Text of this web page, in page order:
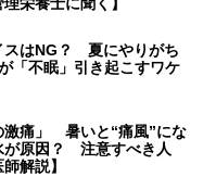
スはNG？ 夏にやりがち
「不眠」引き起こすワケ
激痛」 暑いと“痛風”にな
が原因？ 注意すべき人
解説】